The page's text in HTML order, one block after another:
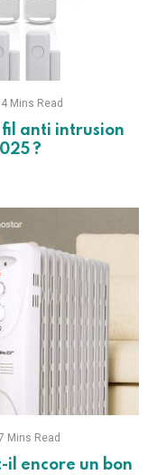
Mins Read
fil anti intrusion
?
Mins Read
il encore un bon